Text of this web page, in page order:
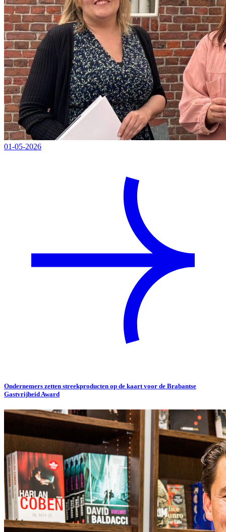
01-05-2026
Ondernemers zetten streekproducten op de kaart voor de Brabantse
Gastvrijheid Award